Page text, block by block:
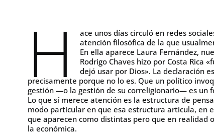
H
ace unos días circuló en redes
atención filosófica de la que
En ella aparece Laura Fernández,
Rodrigo Chaves hizo por Costa Rica
dejó usar por Dios». La declaración
precisamente porque no lo es. Que un político
gestión —o la gestión de su correligionario— es un
Lo que sí merece atención es la estructura de
modo particular en que esa estructura articula, en
que aparecen como distintas pero que en realidad
la económica.